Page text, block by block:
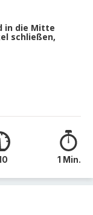
in die Mitte
schließen,
1 Min.